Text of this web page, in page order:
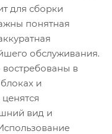
для сборки
понятная
обслуживания.
в
и
вид и